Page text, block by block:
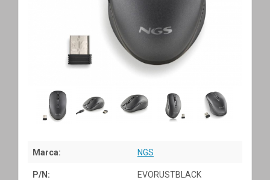
Marca: NGS
P/N: EVORUSTBLACK